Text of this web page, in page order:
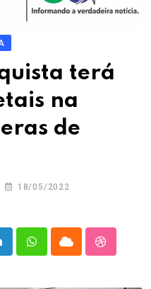
terá
na
de
18/05/2022
WhatsappCloud